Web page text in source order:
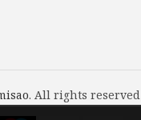
. All rights reserved